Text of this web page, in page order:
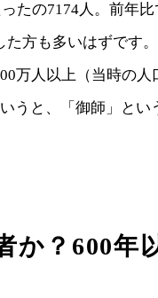
たの7174人。前年比
方も多いはずです
万人以上（当時の人
うと、「御師」とい
か？600年